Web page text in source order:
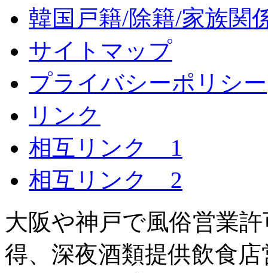
韓国戸籍/除籍/家族関
サイトマップ
プライバシーポリシー
リンク
相互リンク 1
相互リンク 2
大阪や神戸で風俗営業
得、深夜酒類提供飲食